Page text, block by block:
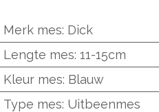
Merk mes: Dick
Lengte mes: 11-15cm
Kleur mes: Blauw
Type mes: Uitbeenmes